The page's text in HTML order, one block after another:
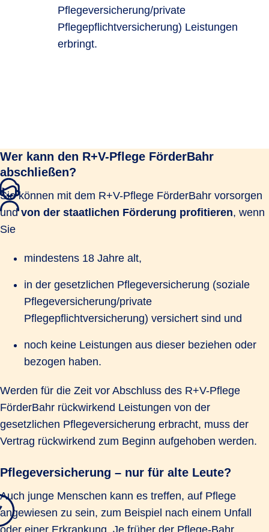
Pflegeversicherung/private
Pflegepflichtversicherung) Leistungen
erbringt.
Wer kann den R+V-Pflege FörderBahr
abschließen?
Sie können mit dem R+V-Pflege FörderBahr vorsorgen
undvon der staatlichen Förderung profitieren, wenn
Sie
mindestens 18 Jahre alt,
in der gesetzlichen Pflegeversicherung (soziale
Pflegeversicherung/private
Pflegepflichtversicherung) versichert sind und
noch keine Leistungen aus dieser beziehen oder
bezogen haben.
Werden für die Zeit vor Abschluss des R+V-Pflege
FörderBahr rückwirkend Leistungen von der
gesetzlichen Pflegeversicherung erbracht, muss der
Vertrag rückwirkend zum Beginn aufgehoben werden.
Pflegeversicherung – nur für alte Leute?
Auch junge Menschen kann es treffen, auf Pflege
angewiesen zu sein, zum Beispiel nach einem Unfall
oder einer Erkrankung. Je früher der Pflege-Bahr